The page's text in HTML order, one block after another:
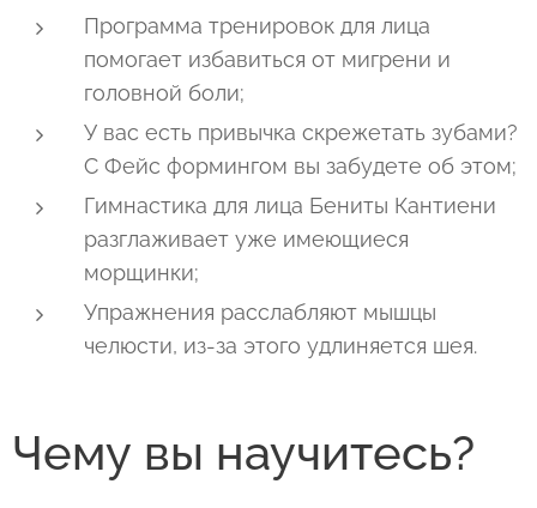
Программа тренировок для лица
помогает избавиться от мигрени и
головной боли;
У вас есть привычка скрежетать зубами?
С Фейс формингом вы забудете об этом;
Гимнастика для лица Бениты Кантиени
разглаживает уже имеющиеся
морщинки;
Упражнения расслабляют мышцы
челюсти, из-за этого удлиняется шея.
Чему вы научитесь?